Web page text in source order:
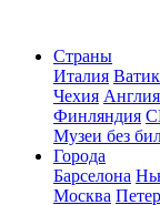
Страны
Италия
Чехия Англия
Финляндия
Музеи без
Города
Барселона
Москва